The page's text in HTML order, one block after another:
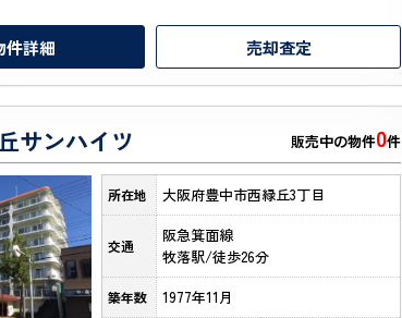
件詳細 売却査定
サンハイツ 販売中の物件0件
所在地 大阪府豊中市西緑丘3丁目
交通
阪急箕面線
牧落駅/徒歩26分
築年数 1977年11月